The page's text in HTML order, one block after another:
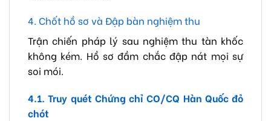
4. Chốt hồ sơ và Đập bàn nghiệm thu
Trận chiến pháp lý sau nghiệm thu tàn khốc
không kém. Hồ sơ đầm chắc đập nát mọi sự
soi mói.
4.1. Truy quét Chứng chỉ CO/CQ Hàn Quốc đỏ
chót